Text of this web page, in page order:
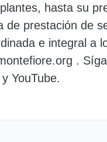
hasta su
de prestación de
e integral a
.
YouTube.